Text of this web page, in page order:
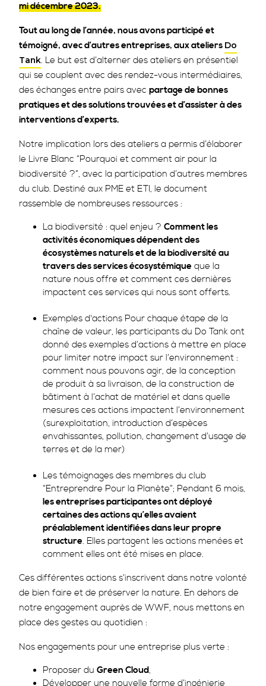
mi décembre 2023.
Tout au long de l’année, nous avons participé et
témoigné, avec d’autres entreprises, aux ateliers Do
Tank. Le but est d’alterner des ateliers en présentiel
qui se couplent avec des rendez-vous intermédiaires,
des échanges entre pairs avec partage de bonnes
pratiques et des solutions trouvées et d’assister à des
interventions d’experts.
Notre implication lors des ateliers a permis d’élaborer
le Livre Blanc “Pourquoi et comment air pour la
biodiversité ?”, avec la participation d’autres membres
du club. Destiné aux PME et ETI, le document
rassemble de nombreuses ressources :
La biodiversité : quel enjeu ? Comment les
activités économiques dépendent des
écosystèmes naturels et de la biodiversité au
travers des services écosystémique que la
nature nous offre et comment ces dernières
impactent ces services qui nous sont offerts.
Exemples d'actions Pour chaque étape de la
chaîne de valeur, les participants du Do Tank ont
donné des exemples d’actions à mettre en place
pour limiter notre impact sur l’environnement :
comment nous pouvons agir, de la conception
de produit à sa livraison, de la construction de
bâtiment à l’achat de matériel et dans quelle
mesures ces actions impactent l’environnement
(surexploitation, introduction d’espèces
envahissantes, pollution, changement d’usage de
terres et de la mer)
Les témoignages des membres du club
“Entreprendre Pour la Planète”; Pendant 6 mois,
les entreprises participantes ont déployé
certaines des actions qu’elles avaient
préalablement identifiées dans leur propre
structure. Elles partagent les actions menées et
comment elles ont été mises en place.
Ces différentes actions s’inscrivent dans notre volonté
de bien faire et de préserver la nature. En dehors de
notre engagement auprès de WWF, nous mettons en
place des gestes au quotidien :
Nos engagements pour une entreprise plus verte :
Proposer du Green Cloud,
Développer une nouvelle forme d’ingénierie